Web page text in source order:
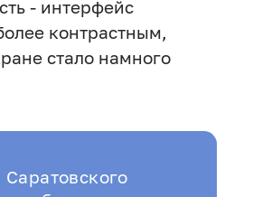
- интерфейс
контрастным,
стало намного
Саратовского